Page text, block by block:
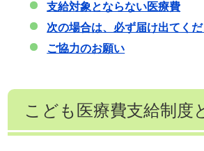
支給対象とならない医療費
次の場合は、必ず届け出てく
ご協力のお願い
こども医療費支給制度